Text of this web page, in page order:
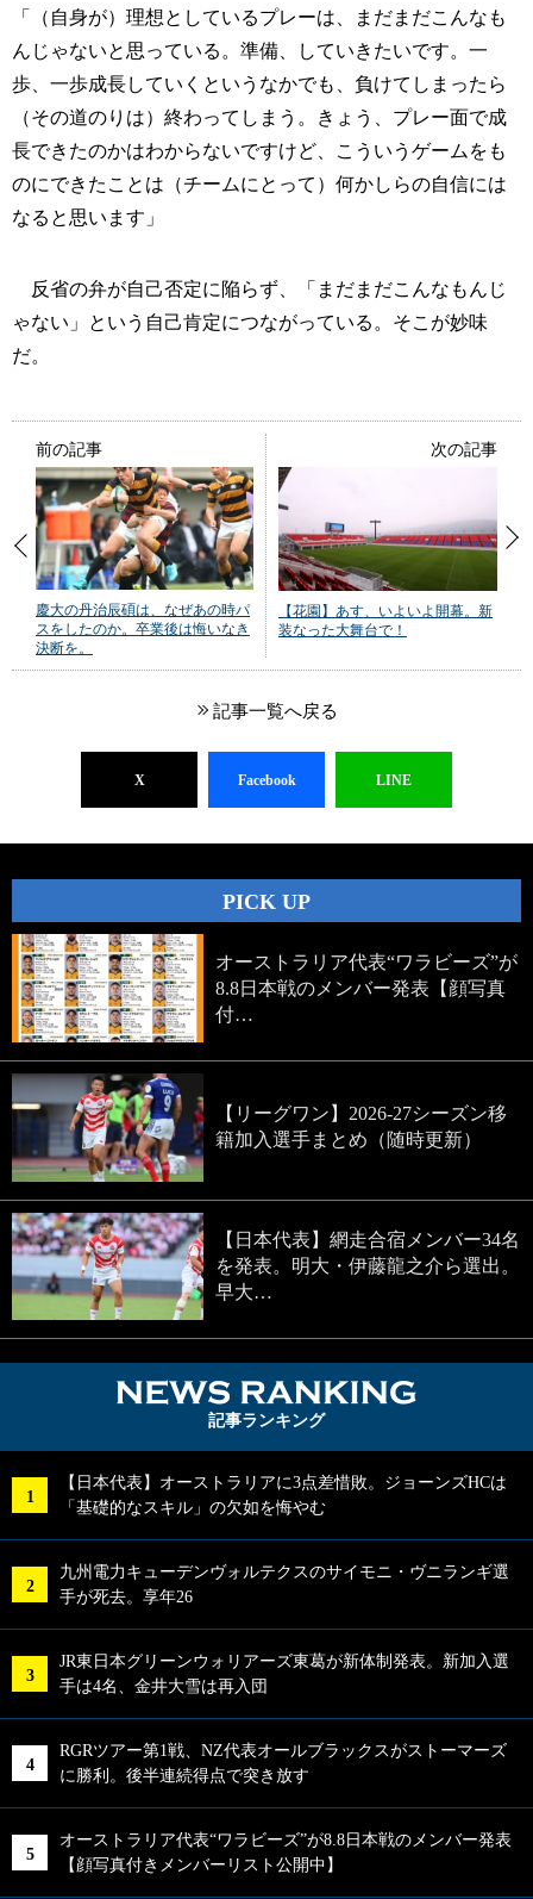
「（自身が）理想としているプレーは、まだまだこんなも
んじゃないと思っている。準備、していきたいです。一
歩、一歩成長していくというなかでも、負けてしまったら
（その道のりは）終わってしまう。きょう、プレー面で成
長できたのかはわからないですけど、こういうゲームをも
のにできたことは（チームにとって）何かしらの自信には
なると思います」
反省の弁が自己否定に陥らず、「まだまだこんなもんじ
ゃない」という自己肯定につながっている。そこが妙味
だ。
前の記事
慶大の丹治辰碩は、なぜあの時パ
スをしたのか。卒業後は悔いなき
決断を。
次の記事
【花園】あす、いよいよ開幕。新
装なった大舞台で！
記事一覧へ戻る
X Facebook LINE
PICK UP
オーストラリア代表“ワラビーズ”が
8.8日本戦のメンバー発表【顔写真
付…
【リーグワン】2026-27シーズン移
籍加入選手まとめ（随時更新）
【日本代表】網走合宿メンバー34名
を発表。明大・伊藤龍之介ら選出。
早大…
記事ランキング
【日本代表】オーストラリアに3点差惜敗。ジョーンズHCは
「基礎的なスキル」の欠如を悔やむ
九州電力キューデンヴォルテクスのサイモニ・ヴニランギ選
手が死去。享年26
JR東日本グリーンウォリアーズ東葛が新体制発表。新加入選
手は4名、金井大雪は再入団
RGRツアー第1戦、NZ代表オールブラックスがストーマーズ
に勝利。後半連続得点で突き放す
オーストラリア代表“ワラビーズ”が8.8日本戦のメンバー発表
【顔写真付きメンバーリスト公開中】